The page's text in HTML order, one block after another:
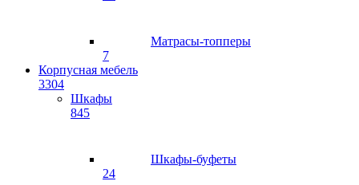
Матрасы-топперы
7
Корпусная мебель
3304
Шкафы
845
Шкафы-буфеты
24